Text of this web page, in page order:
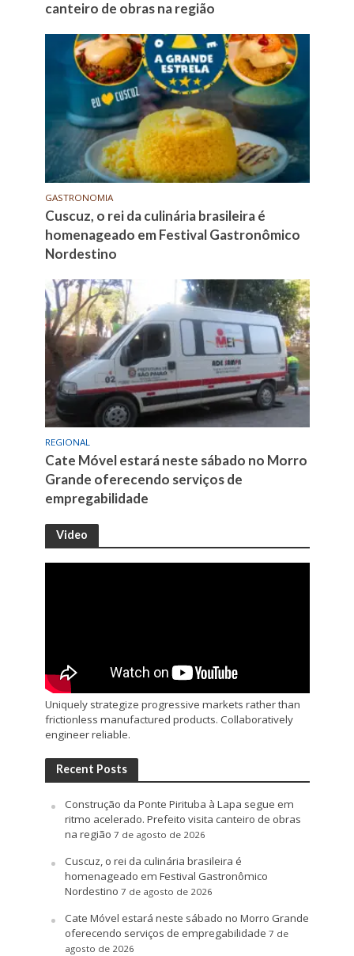
canteiro de obras na região
GASTRONOMIA
Cuscuz, o rei da culinária brasileira é
homenageado em Festival Gastronômico
Nordestino
REGIONAL
Cate Móvel estará neste sábado no Morro
Grande oferecendo serviços de
empregabilidade
Video
Uniquely strategize progressive markets rather than
frictionless manufactured products. Collaboratively
engineer reliable.
Recent Posts
Construção da Ponte Pirituba à Lapa segue em
ritmo acelerado. Prefeito visita canteiro de obras
na região 7 de agosto de 2026
Cuscuz, o rei da culinária brasileira é
homenageado em Festival Gastronômico
Nordestino 7 de agosto de 2026
Cate Móvel estará neste sábado no Morro Grande
oferecendo serviços de empregabilidade 7 de
agosto de 2026